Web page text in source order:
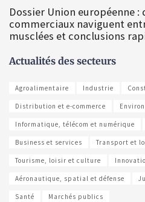
Dossier Union européenne :
commerciaux naviguent
musclées et conclusions
Actualités des secteurs
Agroalimentaire Industrie
Distribution et e-commerce
Informatique, télécom et numérique
Business et services Transport et
Tourisme, loisir et culture
Aéronautique, spatial et défense
Santé Marchés publics